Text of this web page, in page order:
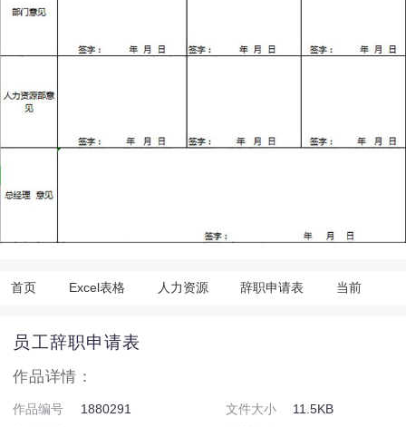
首页 Excel表格 人力资源 辞职申请表 当前
员工辞职申请表
作品详情：
作品编号 1880291 文件大小
11.5KB